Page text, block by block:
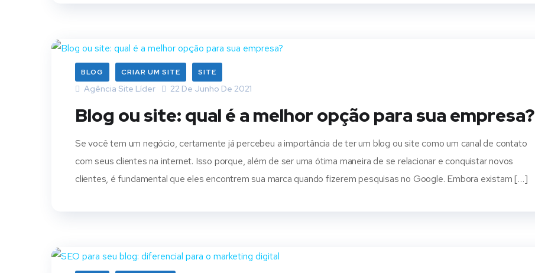
BLOG CRIAR UM SITE SITE
Agência Site Líder 22 De Junho De 2021
Blog ou site: qual é a melhor opção para sua empresa?
Se você tem um negócio, certamente já percebeu a importância de ter um blog ou site como um canal de contato
com seus clientes na internet. Isso porque, além de ser uma ótima maneira de se relacionar e conquistar novos
clientes, é fundamental que eles encontrem sua marca quando fizerem pesquisas no Google. Embora existam […]